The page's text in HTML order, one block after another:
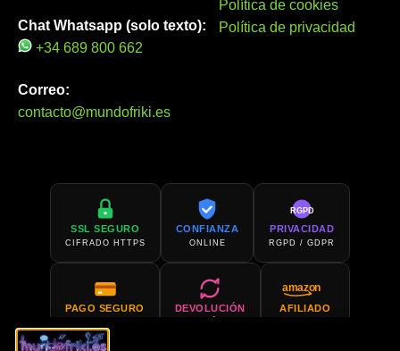
Chat Whatsapp (solo texto):
+34 689 800 662
Correo:
contacto@mundofriki.es
Política de cookies
Política de privacidad
SSL SEGURO
CIFRADO HTTPS
CONFIANZA
ONLINE
RGPD
PRIVACIDAD
RGPD / GDPR
PAGO SEGURO DEVOLUCIÓN
amazon
AFILIADO